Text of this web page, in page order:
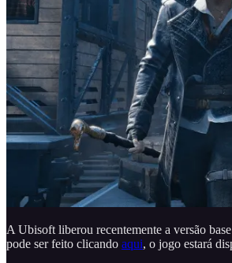
A Ubisoft liberou recentemente a versão
pode ser feito clicando aqui, o jogo estará